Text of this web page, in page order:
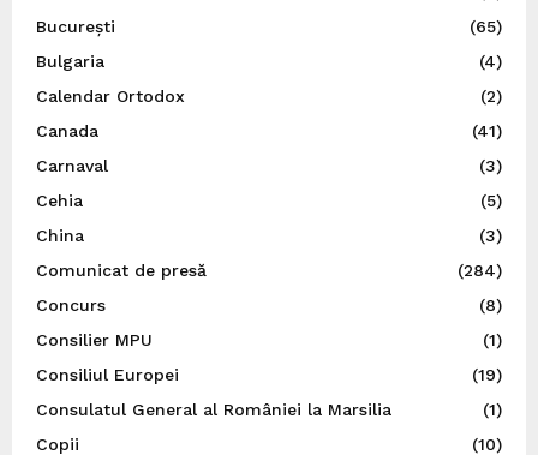
București
(65)
Bulgaria
(4)
Calendar Ortodox
(2)
Canada
(41)
Carnaval
(3)
Cehia
(5)
China
(3)
Comunicat de presă
(284)
Concurs
(8)
Consilier MPU
(1)
Consiliul Europei
(19)
Consulatul General al României la Marsilia
(1)
Copii
(10)